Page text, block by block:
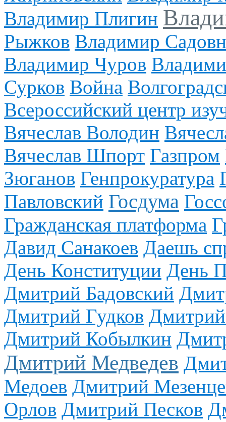
Владимир Плигин
Рыжков Владимир
Владимир Чуров
Сурков Война
Всероссийский центр
Вячеслав Володин
Вячеслав Шпорт Газпром
Зюганов Генпрокуратура
Павловский Госдума
Гражданская платформа
Давид Санакоев Даешь
День Конституции День
Дмитрий Бадовский
Дмитрий Гудков
Дмитрий Кобылкин
Дмитрий Медведев
Медоев Дмитрий
Орлов Дмитрий Песков